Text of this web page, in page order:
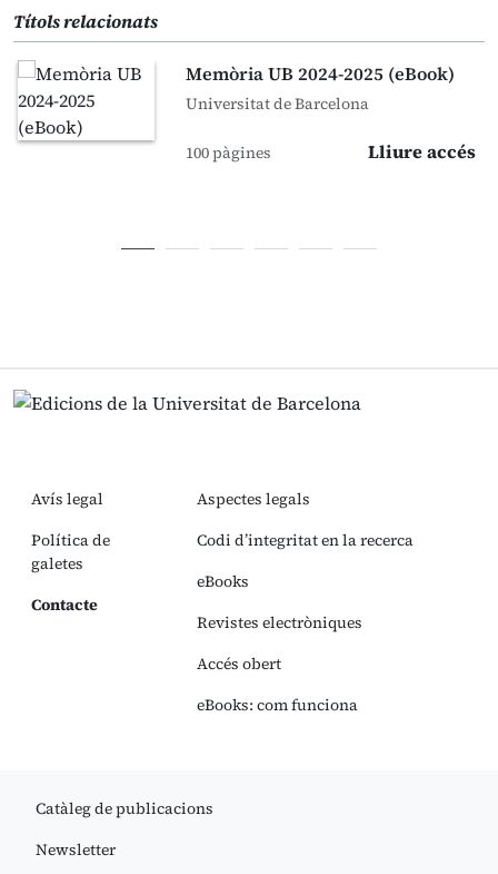
Títols relacionats
Memòria UB 2024-2025 (eBook)
Universitat de Barcelona
100 pàgines Lliure accés
Avís legal
Política de
galetes
Contacte
Aspectes legals
Codi d’integritat en la recerca
eBooks
Revistes electròniques
Accés obert
eBooks: com funciona
Catàleg de publicacions
Newsletter